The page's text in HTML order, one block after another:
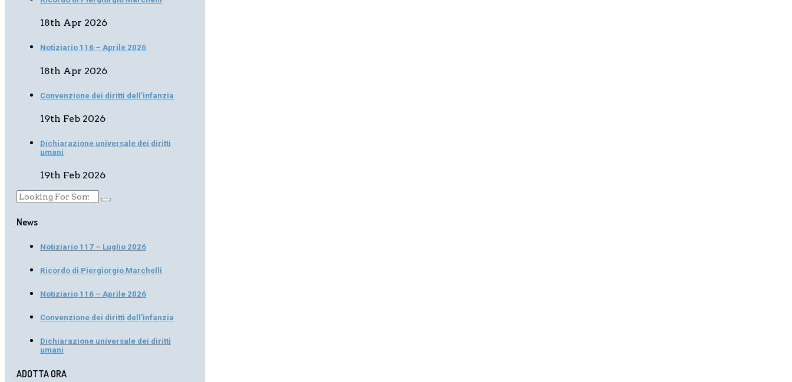
18th Apr 2026
Notiziario 116 – Aprile 2026
18th Apr 2026
Convenzione dei diritti dell’infanzia
19th Feb 2026
Dichiarazione universale dei diritti
umani
19th Feb 2026
News
Notiziario 117 – Luglio 2026
Ricordo di Piergiorgio Marchelli
Notiziario 116 – Aprile 2026
Convenzione dei diritti dell’infanzia
Dichiarazione universale dei diritti
umani
ADOTTA ORA